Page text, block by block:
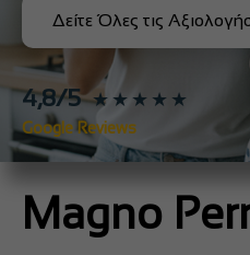
Δείτε Όλες τις
4,8/5 ★★★★★
Google Reviews
Magno